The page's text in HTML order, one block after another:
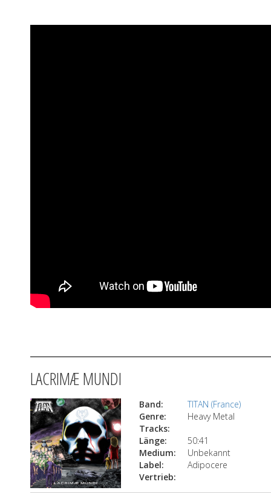
LACRIMÆ MUNDI
Band:
TITAN (France)
Genre:
Heavy Metal
Tracks:
Länge:
50:41
Medium:
Unbekannt
Label:
Adipocere
Vertrieb: